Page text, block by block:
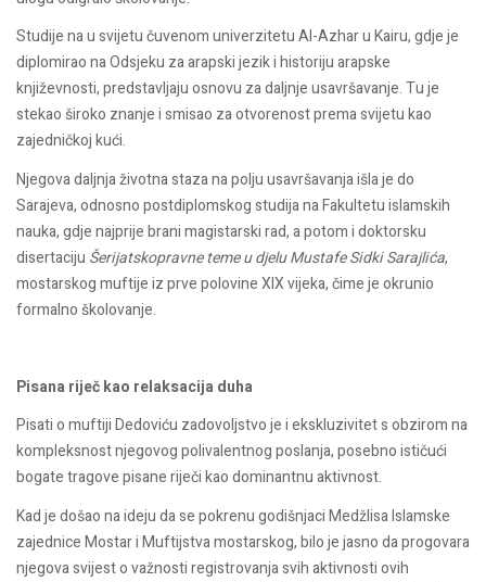
Studije na u svijetu čuvenom univerzitetu Al-Azhar u Kairu, gdje je
diplomirao na Odsjeku za arapski jezik i historiju arapske
književnosti, predstavljaju osnovu za daljnje usavršavanje. Tu je
stekao široko znanje i smisao za otvorenost prema svijetu kao
zajedničkoj kući.
Njegova daljnja životna staza na polju usavršavanja išla je do
Sarajeva, odnosno postdiplomskog studija na Fakultetu islamskih
nauka, gdje najprije brani magistarski rad, a potom i doktorsku
disertaciju Šerijatskopravne teme u djelu Mustafe Sidki Sarajlića,
mostarskog muftije iz prve polovine XIX vijeka, čime je okrunio
formalno školovanje.
Pisana riječ kao relaksacija duha
Pisati o muftiji Dedoviću zadovoljstvo je i ekskluzivitet s obzirom na
kompleksnost njegovog polivalentnog poslanja, posebno ističući
bogate tragove pisane riječi kao dominantnu aktivnost.
Kad je došao na ideju da se pokrenu godišnjaci Medžlisa Islamske
zajednice Mostar i Muftijstva mostarskog, bilo je jasno da progovara
njegova svijest o važnosti registrovanja svih aktivnosti ovih